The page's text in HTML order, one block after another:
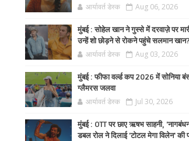
आर्यावर्त डेस्क Aug 06, 2026
मुंबई : सोहेल खान ने गुस्से में दरवाज़े पर
उन्हें शो छोड़ने से रोकने पहुंचे सलमान खान?
आर्यावर्त डेस्क Aug 03, 2026
मुंबई : फीफा वर्ल्ड कप 2026 में सोनिया
ग्लैमरस जलवा
आर्यावर्त डेस्क Jul 30, 2026
मुंबई : OTT पर छाए ऋषभ साहनी,
डबल रोल ने दिलाई 'टोटल मेगा विलेन' की